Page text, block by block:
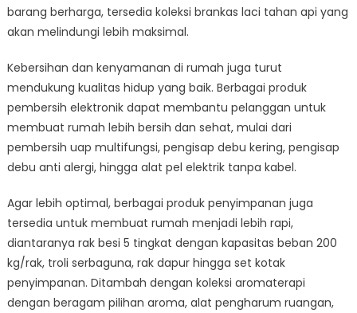
barang berharga, tersedia koleksi brankas laci tahan api yang
akan melindungi lebih maksimal.
Kebersihan dan kenyamanan di rumah juga turut
mendukung kualitas hidup yang baik. Berbagai produk
pembersih elektronik dapat membantu pelanggan untuk
membuat rumah lebih bersih dan sehat, mulai dari
pembersih uap multifungsi, pengisap debu kering, pengisap
debu anti alergi, hingga alat pel elektrik tanpa kabel.
Agar lebih optimal, berbagai produk penyimpanan juga
tersedia untuk membuat rumah menjadi lebih rapi,
diantaranya rak besi 5 tingkat dengan kapasitas beban 200
kg/rak, troli serbaguna, rak dapur hingga set kotak
penyimpanan. Ditambah dengan koleksi aromaterapi
dengan beragam pilihan aroma, alat pengharum ruangan,